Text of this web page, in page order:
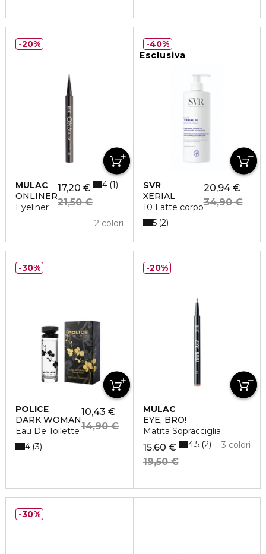
MULAC
ONLINER
Eyeliner
17,20 €
21,50 €
2 colori
4 1
20%
Esclusiva
SVR
XERIAL
10 Latte corpo
20,94 €
34,90 €
5 2
40%
POLICE
DARK WOMAN
Eau De Toilette
10,43 €
14,90 €
4 3
30%
MULAC
EYE, BRO!
Matita Sopracciglia
15,60 €
19,50 €
3 colori
4.5 2
20%
30%